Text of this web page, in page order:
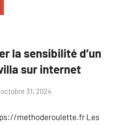
la sensibilité d’un
sur internet
octobre 31, 2024
methoderoulette.fr Les